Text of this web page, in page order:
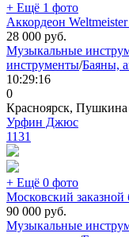
+ Ещё 1 фото
Аккордеон
28 000 руб.
Музыкальные
инструменты/Баяны,
10:29:16
0
Красноярск, Пушкина
Урфин Джюс
1131
+ Ещё 0 фото
Московский заказной
90 000 руб.
Музыкальные